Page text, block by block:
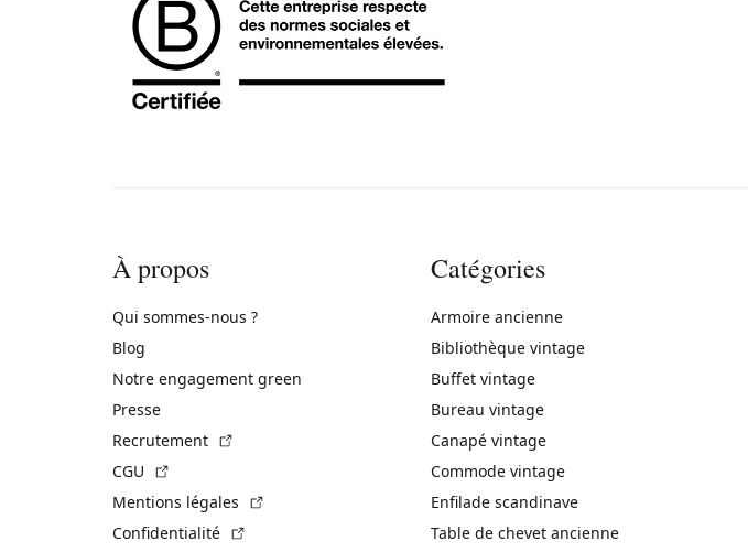
À propos
Qui sommes-nous ?
Blog
Notre engagement green
Presse
Recrutement
CGU
Mentions légales
Confidentialité
Catégories
Armoire ancienne
Bibliothèque vintage
Buffet vintage
Bureau vintage
Canapé vintage
Commode vintage
Enfilade scandinave
Table de chevet ancienne